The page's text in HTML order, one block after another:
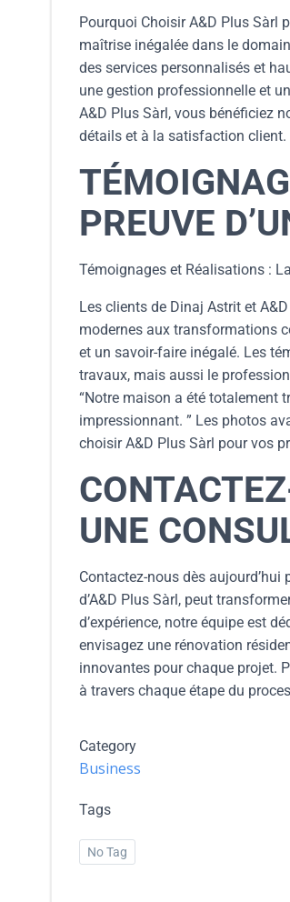
Pourquoi Choisir A&D Plus Sàrl
maîtrise inégalée dans le
des services personnalisés et
une gestion professionnelle et
A&D Plus Sàrl, vous bénéficiez
détails et à la satisfaction client.
PREUVE
Témoignages et Réalisations :
Les clients de Dinaj Astrit et
modernes aux transformations
et un savoir-faire inégalé. Les
travaux, mais aussi le
“Notre maison a été totalement
impressionnant. ” Les photos
choisir A&D Plus Sàrl pour vos
UNE
Contactez-nous dès
d’A&D Plus Sàrl, peut
d’expérience, notre équipe est
envisagez une rénovation
innovantes pour chaque projet.
à travers chaque étape du
Category
Business
Tags
No Tag